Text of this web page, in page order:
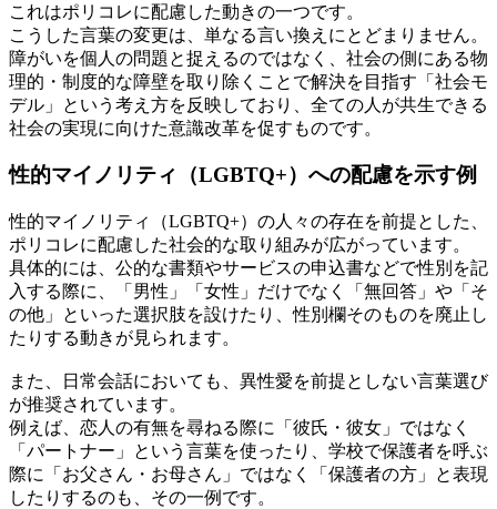
これはポリコレに配慮した動きの一つです。
こうした言葉の変更は、単なる言い換えにとどまりません。
障がいを個人の問題と捉えるのではなく、社会の側にある物
理的・制度的な障壁を取り除くことで解決を目指す「社会モ
デル」という考え方を反映しており、全ての人が共生できる
社会の実現に向けた意識改革を促すものです。
性的マイノリティ（LGBTQ+）への配慮を示す例
性的マイノリティ（LGBTQ+）の人々の存在を前提とした、
ポリコレに配慮した社会的な取り組みが広がっています。
具体的には、公的な書類やサービスの申込書などで性別を記
入する際に、「男性」「女性」だけでなく「無回答」や「そ
の他」といった選択肢を設けたり、性別欄そのものを廃止し
たりする動きが見られます。
また、日常会話においても、異性愛を前提としない言葉選び
が推奨されています。
例えば、恋人の有無を尋ねる際に「彼氏・彼女」ではなく
「パートナー」という言葉を使ったり、学校で保護者を呼ぶ
際に「お父さん・お母さん」ではなく「保護者の方」と表現
したりするのも、その一例です。